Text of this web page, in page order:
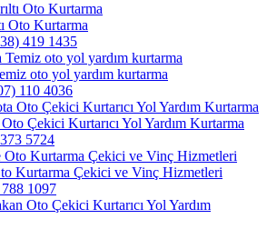
Oto Kurtarma
419 1435
oto yol yardım kurtarma
110 4036
Çekici Kurtarıcı Yol Yardım Kurtarma
5724
Kurtarma Çekici ve Vinç Hizmetleri
1097